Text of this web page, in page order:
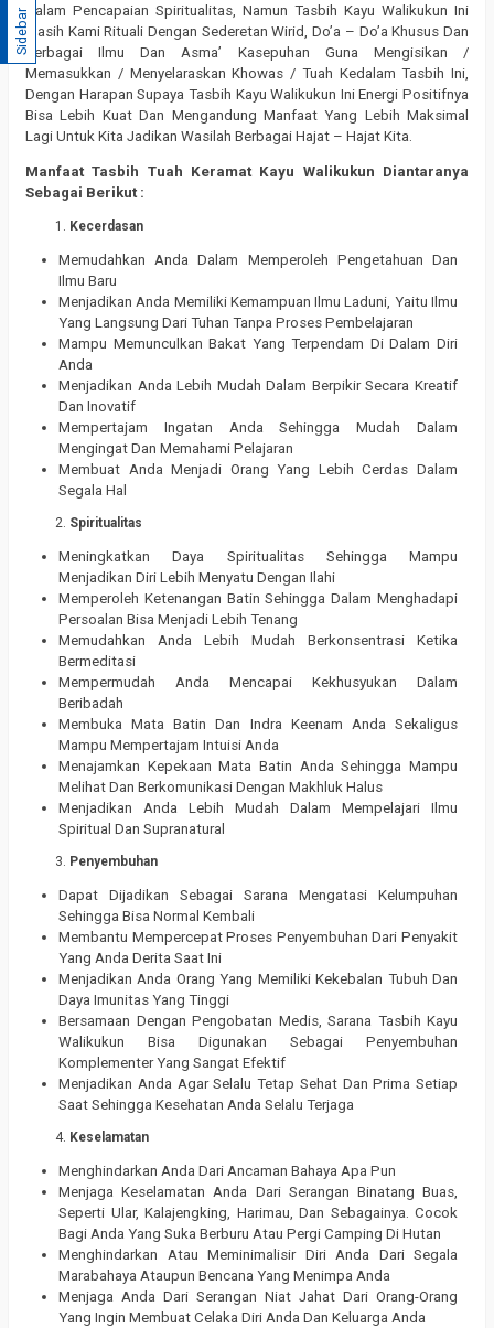
Dalam Pencapaian Spiritualitas, Namun Tasbih Kayu Walikukun Ini
Masih Kami Rituali Dengan Sederetan Wirid, Do’a – Do’a Khusus Dan
Berbagai Ilmu Dan Asma’ Kasepuhan Guna Mengisikan /
Memasukkan / Menyelaraskan Khowas / Tuah Kedalam Tasbih Ini,
Dengan Harapan Supaya Tasbih Kayu Walikukun Ini Energi Positifnya
Bisa Lebih Kuat Dan Mengandung Manfaat Yang Lebih Maksimal
Lagi Untuk Kita Jadikan Wasilah Berbagai Hajat – Hajat Kita.
Manfaat Tasbih Tuah Keramat Kayu Walikukun Diantaranya
Sebagai Berikut :
Kecerdasan
Memudahkan Anda Dalam Memperoleh Pengetahuan Dan
Ilmu Baru
Menjadikan Anda Memiliki Kemampuan Ilmu Laduni, Yaitu Ilmu
Yang Langsung Dari Tuhan Tanpa Proses Pembelajaran
Mampu Memunculkan Bakat Yang Terpendam Di Dalam Diri
Anda
Menjadikan Anda Lebih Mudah Dalam Berpikir Secara Kreatif
Dan Inovatif
Mempertajam Ingatan Anda Sehingga Mudah Dalam
Mengingat Dan Memahami Pelajaran
Membuat Anda Menjadi Orang Yang Lebih Cerdas Dalam
Segala Hal
Spiritualitas
Meningkatkan Daya Spiritualitas Sehingga Mampu
Menjadikan Diri Lebih Menyatu Dengan Ilahi
Memperoleh Ketenangan Batin Sehingga Dalam Menghadapi
Persoalan Bisa Menjadi Lebih Tenang
Memudahkan Anda Lebih Mudah Berkonsentrasi Ketika
Bermeditasi
Mempermudah Anda Mencapai Kekhusyukan Dalam
Beribadah
Membuka Mata Batin Dan Indra Keenam Anda Sekaligus
Mampu Mempertajam Intuisi Anda
Menajamkan Kepekaan Mata Batin Anda Sehingga Mampu
Melihat Dan Berkomunikasi Dengan Makhluk Halus
Menjadikan Anda Lebih Mudah Dalam Mempelajari Ilmu
Spiritual Dan Supranatural
Penyembuhan
Dapat Dijadikan Sebagai Sarana Mengatasi Kelumpuhan
Sehingga Bisa Normal Kembali
Membantu Mempercepat Proses Penyembuhan Dari Penyakit
Yang Anda Derita Saat Ini
Menjadikan Anda Orang Yang Memiliki Kekebalan Tubuh Dan
Daya Imunitas Yang Tinggi
Bersamaan Dengan Pengobatan Medis, Sarana Tasbih Kayu
Walikukun Bisa Digunakan Sebagai Penyembuhan
Komplementer Yang Sangat Efektif
Menjadikan Anda Agar Selalu Tetap Sehat Dan Prima Setiap
Saat Sehingga Kesehatan Anda Selalu Terjaga
Keselamatan
Menghindarkan Anda Dari Ancaman Bahaya Apa Pun
Menjaga Keselamatan Anda Dari Serangan Binatang Buas,
Seperti Ular, Kalajengking, Harimau, Dan Sebagainya. Cocok
Bagi Anda Yang Suka Berburu Atau Pergi Camping Di Hutan
Menghindarkan Atau Meminimalisir Diri Anda Dari Segala
Marabahaya Ataupun Bencana Yang Menimpa Anda
Menjaga Anda Dari Serangan Niat Jahat Dari Orang-Orang
Yang Ingin Membuat Celaka Diri Anda Dan Keluarga Anda
Sidebar